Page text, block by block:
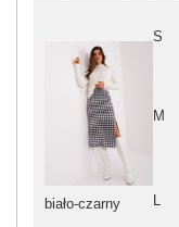
biało-czarny
S
M